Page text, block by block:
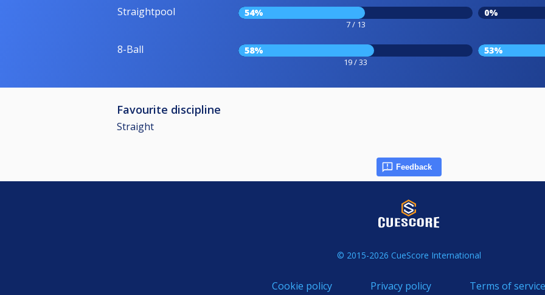
Straightpool 54%
7 / 13
0%
8-Ball 58%
19 / 33
53%
Favourite discipline
Straight
Feedback
© 2015-2026 CueScore International
Cookie policy Privacy policy Terms of service